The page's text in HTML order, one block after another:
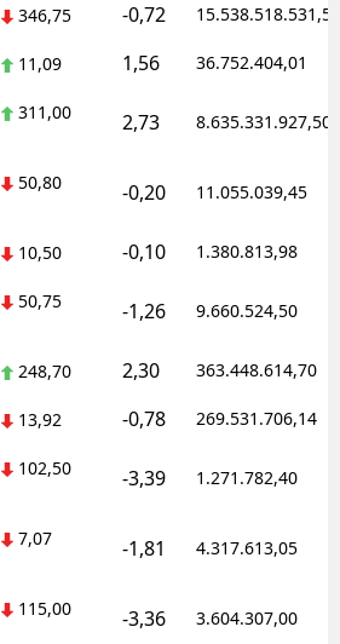
346,75 -0,72 15.538.518.531,50
11,09 1,56 36.752.404,01
311,00 2,73 8.635.331.927,50
50,80 -0,20 11.055.039,45
10,50 -0,10 1.380.813,98
50,75 -1,26 9.660.524,50
248,70 2,30 363.448.614,70
13,92 -0,78 269.531.706,14
102,50 -3,39 1.271.782,40
7,07 -1,81 4.317.613,05
115,00 -3,36 3.604.307,00